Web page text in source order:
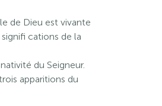
de Dieu est vivante
cations de la
du Seigneur.
apparitions du